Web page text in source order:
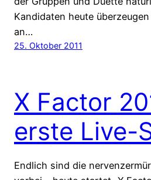
Kandidaten heute
an…
25. Oktober 2011
X Factor
erste Live-
Endlich sind die